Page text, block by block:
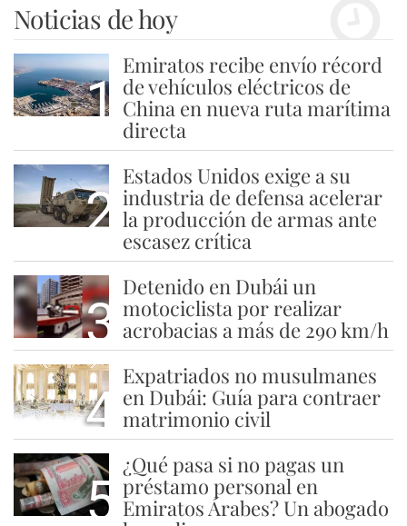
Noticias de hoy
1
Emiratos recibe envío récord
de vehículos eléctricos de
China en nueva ruta marítima
directa
2
Estados Unidos exige a su
industria de defensa acelerar
la producción de armas ante
escasez crítica
3
Detenido en Dubái un
motociclista por realizar
acrobacias a más de 290 km/h
4
Expatriados no musulmanes
en Dubái: Guía para contraer
matrimonio civil
5
¿Qué pasa si no pagas un
préstamo personal en
Emiratos Árabes? Un abogado